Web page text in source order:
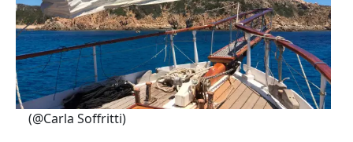
(@Carla Soffritti)